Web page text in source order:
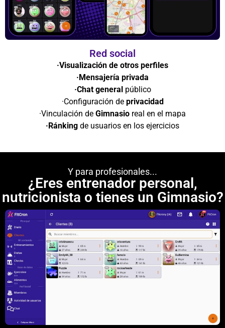
Red social
·Visualización de otros perfiles
·Mensajería privada
·Chat general público
·Configuración de privacidad
·Vinculación de Gimnasio real en el mapa
·Ránking de usuarios en los ejercicios
Y para profesionales...
¿Eres entrenador personal,
nutricionista o tienes un Gimnasio?